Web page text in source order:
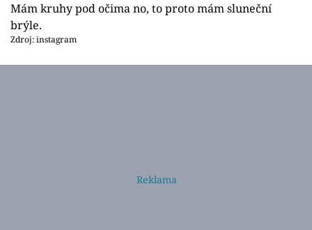
Mám kruhy pod očima no, to proto mám sluneční
brýle.
Zdroj: instagram